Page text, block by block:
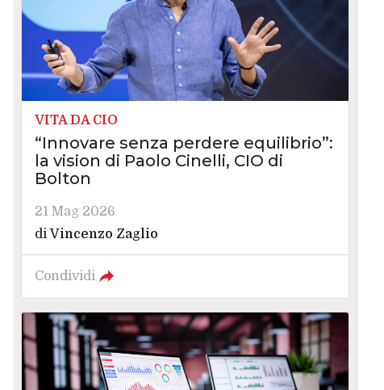
VITA DA CIO
“Innovare senza perdere equilibrio”:
la vision di Paolo Cinelli, CIO di
Bolton
21 Mag 2026
di Vincenzo Zaglio
Condividi